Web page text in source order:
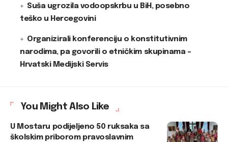
Suša ugrozila vodoopskrbu u BiH, posebno
teško u Hercegovini
Organizirali konferenciju o konstitutivnim
narodima, pa govorili o etničkim skupinama –
Hrvatski Medijski Servis
You Might Also Like
U Mostaru podijeljeno 50 ruksaka sa
školskim priborom pravoslavnim